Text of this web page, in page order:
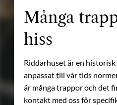
Många
hiss
Riddarhuset är en
anpassat till vår tids
är många trappor och det
kontakt med oss för